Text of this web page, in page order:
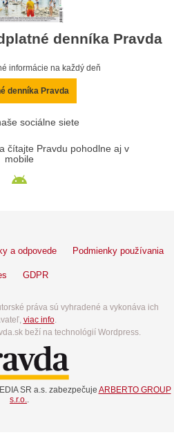
denníka Pravda
informácie na každý deň
denníka Pravda
sociálne siete
čítajte Pravdu pohodlne aj v
mobile
a odpovede Podmienky používania
GDPR
práva sú vyhradené a vykonáva ich
viac info.
beží na technológií Wordpress.
SR a.s. zabezpečuje ARBERTO GROUP
s.r.o.